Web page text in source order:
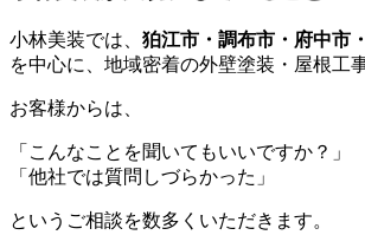
小林美装では、 狛江市・調布市・府中市
を中心に、地域密着の外壁塗装・屋根工
お客様からは、
「こんなことを聞いてもいいですか？」
「他社では質問しづらかった」
というご相談を数多くいただきます。